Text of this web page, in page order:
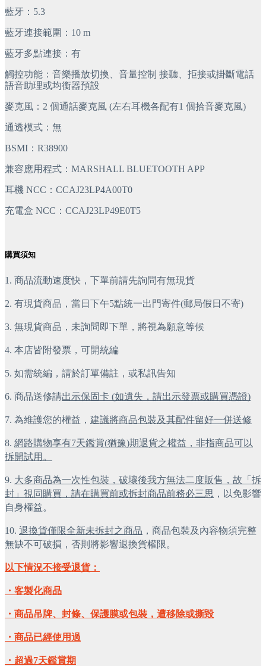
藍牙：5.3
藍牙連接範圍：10 m
藍牙多點連接：有
觸控功能：音樂播放切換、音量控制 接聽、拒接或掛斷電話
語音助理或均衡器預設
麥克風：2 個通話麥克風 (左右耳機各配有1 個拾音麥克風)
通透模式：無
BSMI：R38900
兼容應用程式：MARSHALL BLUETOOTH APP
耳機 NCC：CCAJ23LP4A00T0
充電盒 NCC：CCAJ23LP49E0T5
購買須知
1. 商品流動速度快，下單前請先詢問有無現貨
2. 有現貨商品，當日下午5點統一出門寄件(郵局假日不寄)
3. 無現貨商品，未詢問即下單，將視為願意等候
4. 本店皆附發票，可開統編
5. 如需統編，請於訂單備註，或私訊告知
6. 商品送修請出示保固卡 (如遺失，請出示發票或購買憑證)
7. 為維護您的權益， 建議將商品包裝及其配件留好一併送修
8. 網路購物享有7天鑑賞(猶豫)期退貨之權益，非指商品可以
拆開試用。
9. 大多商品為一次性包裝，破壞後我方無法二度販售，故「拆
封」視同購買，請在購買前或拆封商品前務必三思 ，以免影響
自身權益。
10. 退換貨僅限全新未拆封之商品 ，商品包裝及內容物須完整
無缺不可破損，否則將影響退換貨權限。
以下情況不接受退貨：
・客製化商品
・商品吊牌、封條、保護膜或包裝，遭移除或撕毀
・商品已經使用過
・超過7天鑑賞期